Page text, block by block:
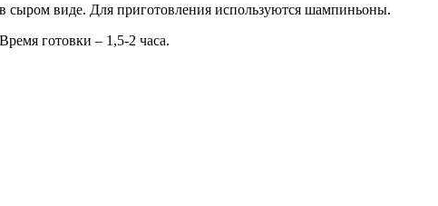
сыром виде. Для приготовления используются шампиньоны.
готовки – 1,5-2 часа.